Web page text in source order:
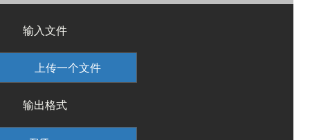
输入文件
上传一个文件
输出格式